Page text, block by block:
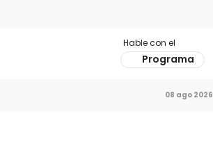
Hable con el
Programa
08 ago 2026